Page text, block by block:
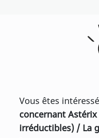
Vous êtes
concernant
irréductibles) / La